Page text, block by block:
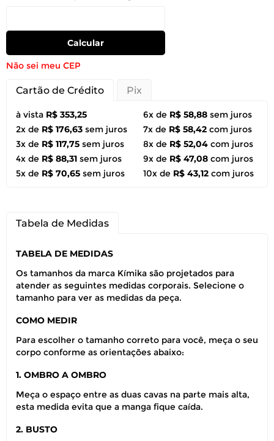
Calcular
Não sei meu CEP
Cartão de Crédito Pix
à vista R$ 353,25
2x de R$ 176,63 sem juros
3x de R$ 117,75 sem juros
4x de R$ 88,31 sem juros
5x de R$ 70,65 sem juros
6x de R$ 58,88 sem juros
7x de R$ 58,42 com juros
8x de R$ 52,04 com juros
9x de R$ 47,08 com juros
10x de R$ 43,12 com juros
Tabela de Medidas
TABELA DE MEDIDAS
Os tamanhos da marca Kímika são projetados para
atender as seguintes medidas corporais. Selecione o
tamanho para ver as medidas da peça.
COMO MEDIR
Para escolher o tamanho correto para você, meça o seu
corpo conforme as orientações abaixo:
1. OMBRO A OMBRO
Meça o espaço entre as duas cavas na parte mais alta,
esta medida evita que a manga fique caída.
2. BUSTO